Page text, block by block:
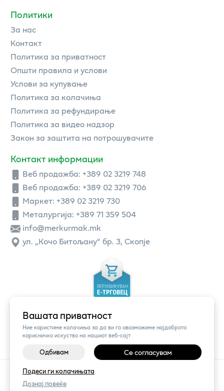
Вашата приватност
Ние користиме колачиња за да ви го овозможиме најдоброто
корисничко искуство на нашиот веб-сајт
Одбивам Се согласувам
Подеси ги колачињата
Дознај повеќе
Политики
За нас
Контакт
Политика за приватност
Општи правила и услови
Услови за купување
Политика за колачиња
Политика за рефундирање
Политика за видео надзор
Закон за заштита на потрошувачите
Контакт информации
Веб продажба: +389 02 3219 748
Веб продажба: +389 02 3219 706
Маркет: +389 02 3219 730
Металургија: +389 71 359 504
info@merkurmak.mk
ул. „Кочо Битољану“ бр. 3, Скопје
©2026
Поставки за колачиња